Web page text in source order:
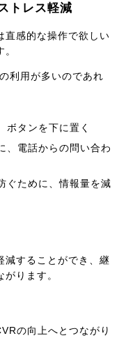
トレス軽減
直感的な操作で欲しい
利用が多いのであれ
ボタンを下に置く
、電話からの問い合わ
ぐために、情報量を減
減することができ、継
ります。
の向上へとつながり